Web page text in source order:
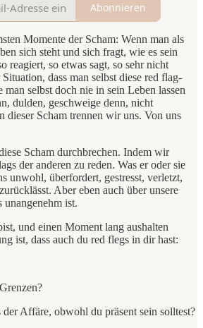
Abonnieren
Momente der Scham: Wenn man als
sich steht und sich fragt, wie es sein
reagiert, so etwas sagt, so sehr nicht
dass man selbst diese red flag-
selbst doch nie in sein Leben lassen
dulden, geschweige denn, nicht
dieser Scham trennen wir uns. Von uns
Scham durchbrechen. Indem wir
der anderen zu reden. Was er oder sie
unwohl, überfordert, gestresst, verletzt,
Aber eben auch über unsere
unangenehm ist.
und einen Moment lang aushalten
ist, dass auch du red flegs in dir hast:
Affäre, obwohl du präsent sein solltest?